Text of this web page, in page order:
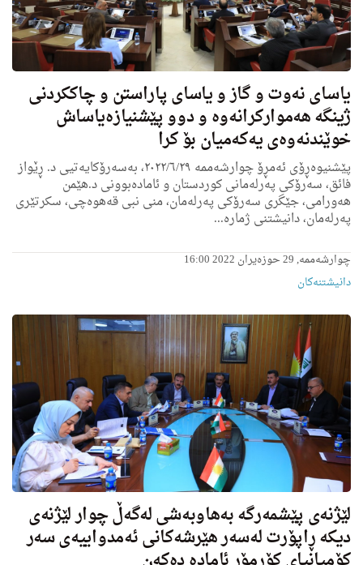
یاسای نەوت و گاز و یاسای پاراستن و چاككردنی
ژینگە هه‌مواركرانه‌وه‌ و دوو پێشنیازه‌یاساش
خوێندنه‌وه‌ی یه‌كه‌میان بۆ كرا
پێشنیوه‌ڕۆی ئه‌مڕۆ چوارشه‌ممه ٢٠٢٢/٦/٢٩، به‌سه‌رۆكایه‌تیی د. ڕێواز
فائق، سه‌رۆكی په‌رله‌مانی كوردستان و ئاماده‌بوونی د.هێمن
هه‌ورامی، جێگری سه‌رۆكی په‌رله‌مان، منى نبى قه‌هوه‌چی، سكرتێری
په‌رله‌مان، دانیشتنی ژماره‌...
چوارشەممە, 29 حوزەیران 2022 16:00
دانیشتنه‌کان
لێژنەی پێشمەرگە به‌هاوبه‌شی له‌گه‌ڵ چوار لێژنه‌ی
دیكه‌ ڕاپۆرت له‌سه‌ر هێرشه‌كانی ئەمدواییەى سەر